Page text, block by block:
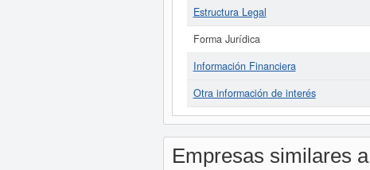
Estructura Legal
Forma Jurídica
Información Financiera
Otra información de interés
Empresas similares a